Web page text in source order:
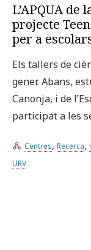
L’APQUA de
projecte
per a
Els tallers de
gener. Abans,
Canonja, i de
participat a les
Centres, Recerca,
URV